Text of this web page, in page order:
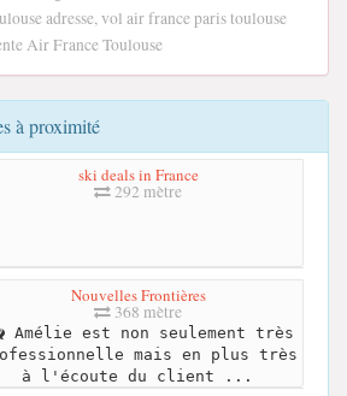
adresse, vol air france paris toulouse
Air France Toulouse
à proximité
ski deals in France
292 mètre
Nouvelles Frontières
368 mètre
Amélie est non seulement très
mais en plus très
à l'écoute du client ...